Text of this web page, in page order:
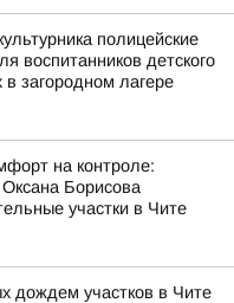
полицейские
воспитанников детского
загородном лагере
на контроле:
Борисова
участки в Чите
дождем участков в Чите